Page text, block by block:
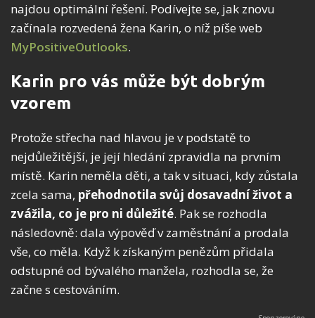
najdou optimální řešení. Podívejte se, jak znovu
začínala rozvedená žena Karin, o níž píše web
MyPositiveOutlooks.
Karin pro vás může být dobrým
vzorem
Protože střecha nad hlavou je v podstatě to
nejdůležitější, je její hledání zpravidla na prvním
místě. Karin neměla děti, a tak v situaci, kdy zůstala
zcela sama, přehodnotila svůj dosavadní život a
zvážila, co je pro ni důležité. Pak se rozhodla
následovně: dala výpověď v zaměstnání a prodala
vše, co měla. Když k získaným penězům přidala
odstupné od bývalého manžela, rozhodla se, že
začne s cestováním.